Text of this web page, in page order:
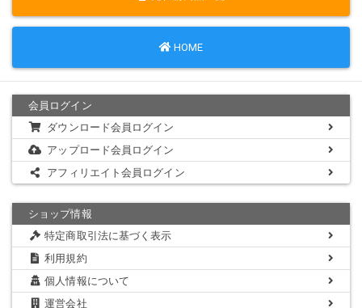
HOME
会員ログイン
ダウンロード会員ログイン
アップロード会員ログイン
アフィリエイト会員ログイン
ショップ情報
特定商取引法に基づく表示
利用規約
個人情報について
運営会社